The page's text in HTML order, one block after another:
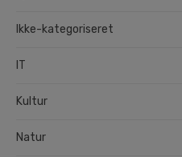
Ikke-kategoriseret
IT
Kultur
Natur